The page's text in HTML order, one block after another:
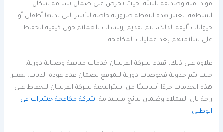
مواد آمنة وصديقة للبيئة، حيث تحرص على ضمان سلامة سكان
المنطقة. تعتبر هذه النقطة ضرورية خاصة للأسر التي لديها أطفال أو
حيوانات أليفة. لذلك، يتم تقديم إرشادات للعملاء حول كيفية الحفاظ
على سلامتهم بعد عمليات المكافحة.
علاوة على ذلك، تقدم شركة الفرسان خدمات متابعة وصيانة دورية،
حيث يتم جدولة فحوصات دورية للموقع لضمان عدم عودة الذباب. تعتبر
هذه الخدمات جزءًا أساسيًا من استراتيجية شركة الفرسان للحفاظ على
راحة بال العملاء وضمان نتائج مستدامة. شركة مكافحة حشرات في
ابوظبي